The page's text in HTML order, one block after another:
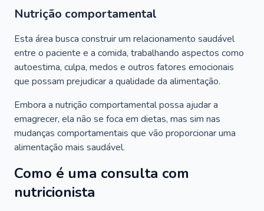
Nutrição comportamental
Esta área busca construir um relacionamento saudável
entre o paciente e a comida, trabalhando aspectos como
autoestima, culpa, medos e outros fatores emocionais
que possam prejudicar a qualidade da alimentação.
Embora a nutrição comportamental possa ajudar a
emagrecer, ela não se foca em dietas, mas sim nas
mudanças comportamentais que vão proporcionar uma
alimentação mais saudável.
Como é uma consulta com
nutricionista